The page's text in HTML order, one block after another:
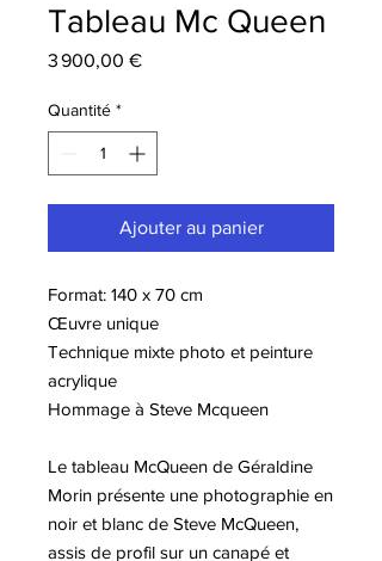
Tableau Mc Queen
3 900,00 €Prix
Quantité *
Ajouter au panier
Format: 140 x 70 cm
Œuvre unique
Technique mixte photo et peinture
acrylique
Hommage à Steve Mcqueen
Le tableau McQueen de Géraldine
Morin présente une photographie en
noir et blanc de Steve McQueen,
assis de profil sur un canapé et